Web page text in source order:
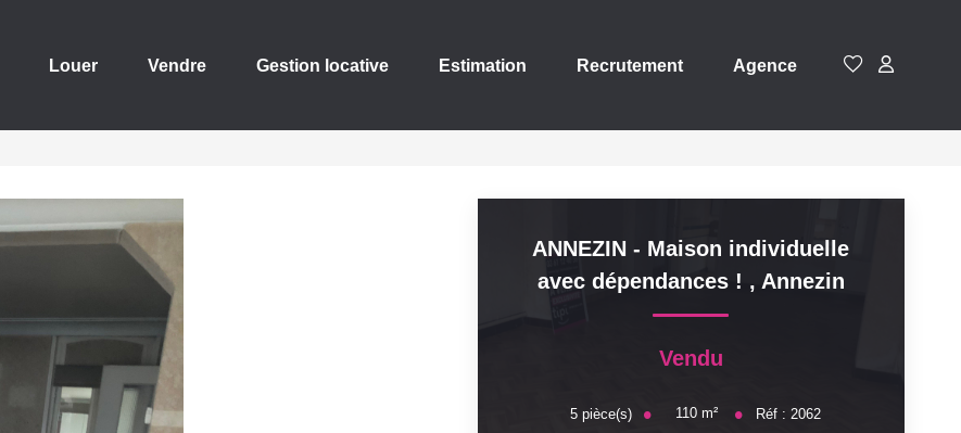
Louer Vendre Gestion locative Estimation Recrutement Agence
ANNEZIN - Maison individuelle
avec dépendances ! , Annezin
Vendu
5 pièce(s) 110 m² Réf : 2062